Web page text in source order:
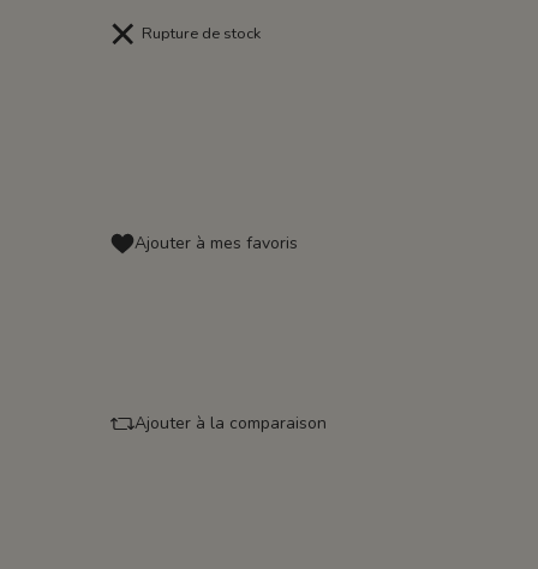
Rupture de stock
Ajouter à mes favoris
Ajouter à la comparaison